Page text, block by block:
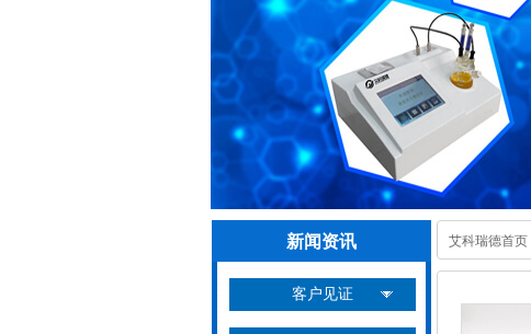
新闻资讯
客户见证
艾科瑞德首页